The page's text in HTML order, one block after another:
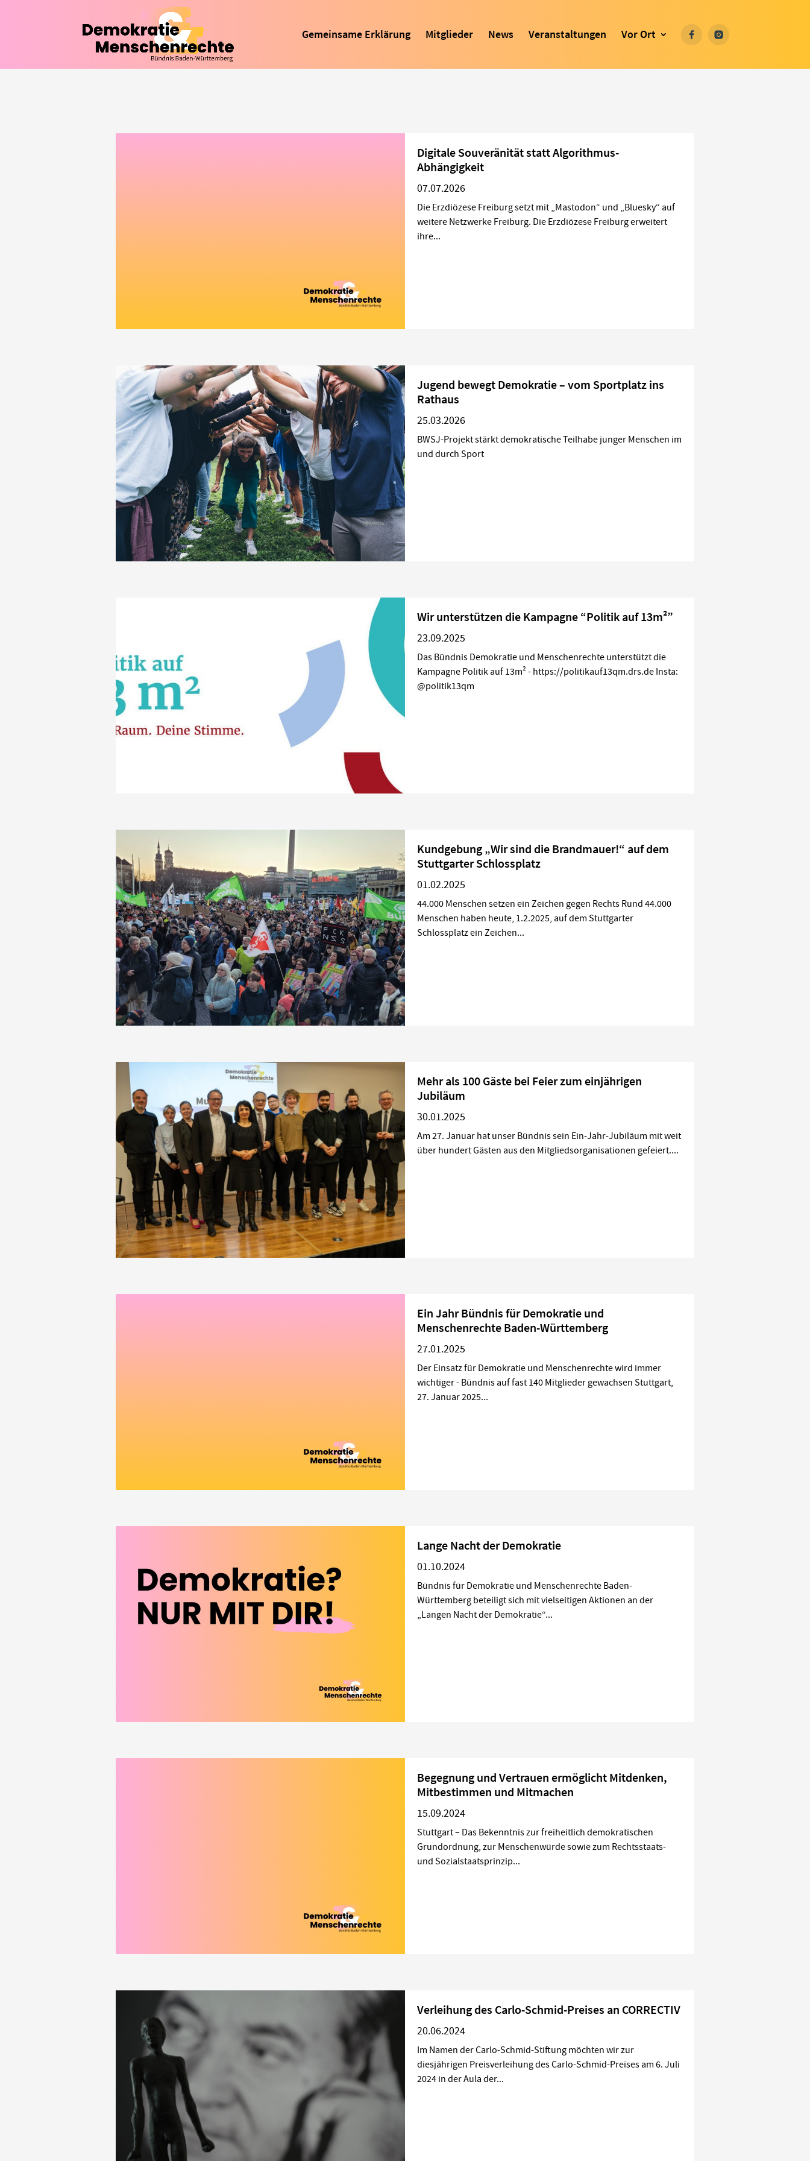
Gemeinsame Erklärung Mitglieder News Veranstaltungen Vor Ort
Digitale Souveränität statt Algorithmus-
Abhängigkeit
07.07.2026
Die Erzdiözese Freiburg setzt mit „Mastodon“ und „Bluesky“ auf
weitere Netzwerke Freiburg. Die Erzdiözese Freiburg erweitert
ihre...
Jugend bewegt Demokratie – vom Sportplatz ins
Rathaus
25.03.2026
BWSJ-Projekt stärkt demokratische Teilhabe junger Menschen im
und durch Sport
Wir unterstützen die Kampagne “Politik auf 13m²”
23.09.2025
Das Bündnis Demokratie und Menschenrechte unterstützt die
Kampagne Politik auf 13m² - https://politikauf13qm.drs.de Insta:
@politik13qm
Kundgebung „Wir sind die Brandmauer!“ auf dem
Stuttgarter Schlossplatz
01.02.2025
44.000 Menschen setzen ein Zeichen gegen Rechts Rund 44.000
Menschen haben heute, 1.2.2025, auf dem Stuttgarter
Schlossplatz ein Zeichen...
Mehr als 100 Gäste bei Feier zum einjährigen
Jubiläum
30.01.2025
Am 27. Januar hat unser Bündnis sein Ein-Jahr-Jubiläum mit weit
über hundert Gästen aus den Mitgliedsorganisationen gefeiert....
Ein Jahr Bündnis für Demokratie und
Menschenrechte Baden-Württemberg
27.01.2025
Der Einsatz für Demokratie und Menschenrechte wird immer
wichtiger - Bündnis auf fast 140 Mitglieder gewachsen Stuttgart,
27. Januar 2025...
Lange Nacht der Demokratie
01.10.2024
Bündnis für Demokratie und Menschenrechte Baden-
Württemberg beteiligt sich mit vielseitigen Aktionen an der
„Langen Nacht der Demokratie“...
Begegnung und Vertrauen ermöglicht Mitdenken,
Mitbestimmen und Mitmachen
15.09.2024
Stuttgart – Das Bekenntnis zur freiheitlich demokratischen
Grundordnung, zur Menschenwürde sowie zum Rechtsstaats-
und Sozialstaatsprinzip...
Verleihung des Carlo-Schmid-Preises an CORRECTIV
20.06.2024
Im Namen der Carlo-Schmid-Stiftung möchten wir zur
diesjährigen Preisverleihung des Carlo-Schmid-Preises am 6. Juli
2024 in der Aula der...